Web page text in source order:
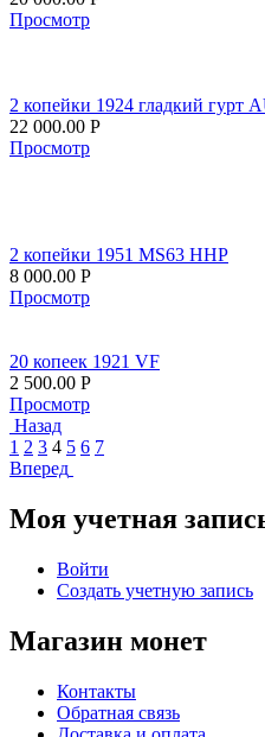
Просмотр
2 копейки 1924 гладкий гурт
22 000.00 Р
Просмотр
2 копейки 1951 MS63 ННР
8 000.00 Р
Просмотр
20 копеек 1921 VF
2 500.00 Р
Просмотр
Назад
1 2 3 4 5 6 7
Вперед
Моя учетная
Войти
Создать учетную запись
Магазин монет
Контакты
Обратная связь